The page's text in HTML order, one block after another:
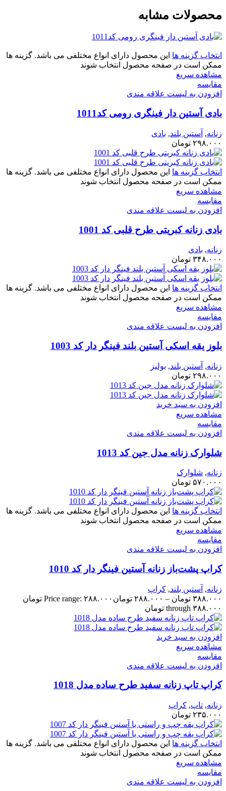
محصولات مشابه
انتخاب گزینه ها این محصول دارای انواع مختلفی می باشد. گزینه ها
ممکن است در صفحه محصول انتخاب شوند
مشاهده سریع
مقایسه
افزودن به لیست علاقه مندی
بادی آستین دار فینگری رومی کد1011
زنانه, آستین بلند, بادی
۲۹۸.۰۰۰ تومان
انتخاب گزینه ها این محصول دارای انواع مختلفی می باشد. گزینه ها
ممکن است در صفحه محصول انتخاب شوند
مشاهده سریع
مقایسه
افزودن به لیست علاقه مندی
بادی زنانه کبریتی طرح قلبی کد 1001
زنانه, بادی
۳۴۸.۰۰۰ تومان
انتخاب گزینه ها این محصول دارای انواع مختلفی می باشد. گزینه ها
ممکن است در صفحه محصول انتخاب شوند
مشاهده سریع
مقایسه
افزودن به لیست علاقه مندی
بلوز یقه اسکی آستین بلند فینگر دار کد 1003
زنانه, آستین بلند, بولیز
۲۹۸.۰۰۰ تومان
افزودن به سبد خرید
مشاهده سریع
مقایسه
افزودن به لیست علاقه مندی
شلوارک زنانه مدل جین کد 1013
زنانه, شلوارک
۵۷۰.۰۰۰ تومان
انتخاب گزینه ها این محصول دارای انواع مختلفی می باشد. گزینه ها
ممکن است در صفحه محصول انتخاب شوند
مشاهده سریع
مقایسه
افزودن به لیست علاقه مندی
کراپ پشت‌باز زنانه آستین فینگر دار کد 1010
زنانه, آستین بلند, کراپ
۳۸۸.۰۰۰ تومان – ۲۸۸.۰۰۰ تومان
Price range: ۲۸۸.۰۰۰ تومان
through ۳۸۸.۰۰۰ تومان
افزودن به سبد خرید
مشاهده سریع
مقایسه
افزودن به لیست علاقه مندی
کراپ تاپ زنانه سفید طرح ساده مدل 1018
زنانه, تاپ, کراپ
۲۳۵.۰۰۰ تومان
انتخاب گزینه ها این محصول دارای انواع مختلفی می باشد. گزینه ها
ممکن است در صفحه محصول انتخاب شوند
مشاهده سریع
مقایسه
افزودن به لیست علاقه مندی